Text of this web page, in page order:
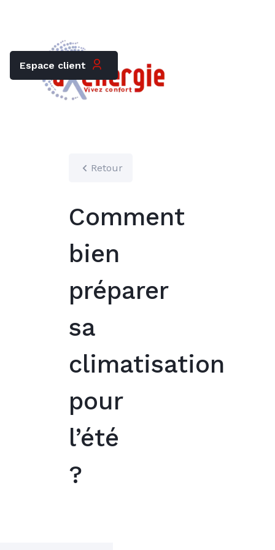
Espace client
Retour
Comment
bien
préparer
sa
climatisation
pour
l’été
?